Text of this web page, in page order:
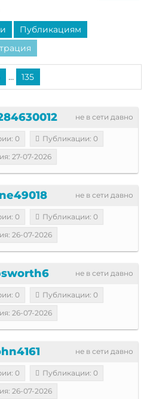
Публикациям
... 135
не в сети давно
0
Публикации: 0
27-07-2026
не в сети давно
0
Публикации: 0
26-07-2026
не в сети давно
0
Публикации: 0
26-07-2026
не в сети давно
0
Публикации: 0
26-07-2026